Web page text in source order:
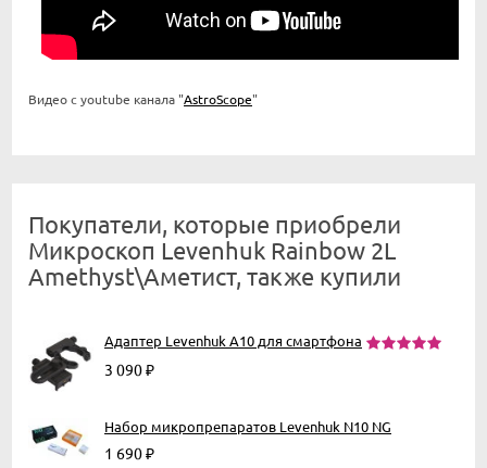
Видео с youtube канала "AstroScope"
Покупатели, которые приобрели
Микроскоп Levenhuk Rainbow 2L
Amethyst\Аметист, также купили
Адаптер Levenhuk A10 для смартфона
3 090₽
Набор микропрепаратов Levenhuk N10 NG
1 690₽